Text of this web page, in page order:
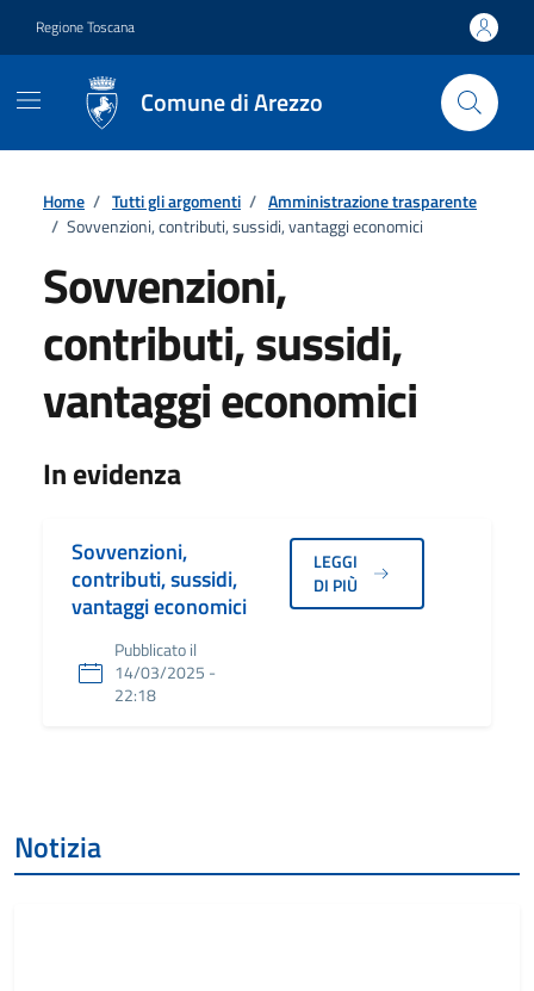
Regione Toscana
Comune di Arezzo
Home / Tutti gli argomenti / Amministrazione trasparente
/ Sovvenzioni, contributi, sussidi, vantaggi economici
Sovvenzioni,
contributi, sussidi,
vantaggi economici
Dettagli
In evidenza
Sovvenzioni,
contributi, sussidi,
vantaggi economici
Pubblicato il
14/03/2025 -
22:18
LEGGI
DI PIÙ
Notizia